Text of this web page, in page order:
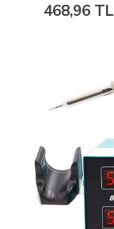
468,96 TL